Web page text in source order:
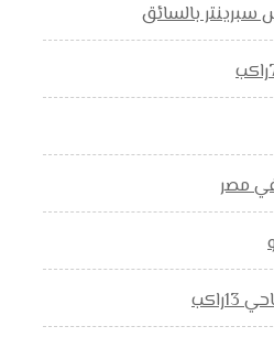
سبرينتر بالسائق
في مصر